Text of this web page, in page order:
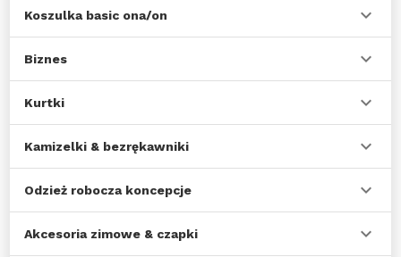
Koszulka basic ona/on
Biznes
Kurtki
Kamizelki & bezrękawniki
Odzież robocza koncepcje
Akcesoria zimowe & czapki